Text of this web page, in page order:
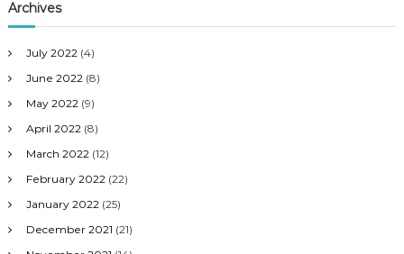
Archives
July 2022 (4)
June 2022 (8)
May 2022 (9)
April 2022 (8)
March 2022 (12)
February 2022 (22)
January 2022 (25)
December 2021 (21)